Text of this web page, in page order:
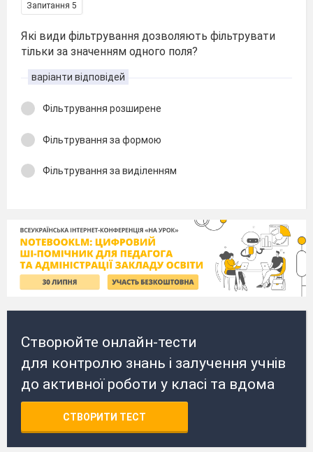
Запитання 5
Які види фільтрування дозволяють фільтрувати
тільки за значенням одного поля?
варіанти відповідей
Фільтрування розширене
Фільтрування за формою
Фільтрування за виділенням
Створюйте онлайн-тести
для контролю знань і залучення учнів
до активної роботи у класі та вдома
СТВОРИТИ ТЕСТ